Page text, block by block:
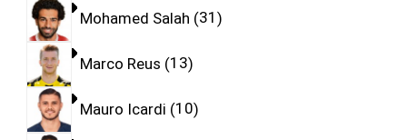
Mohamed Salah 31
Marco Reus 13
Mauro Icardi 10